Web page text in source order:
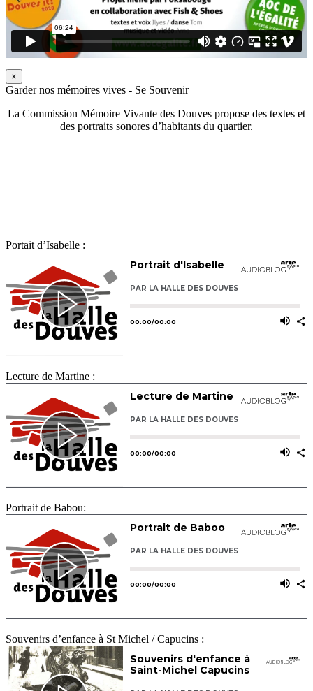
×
Garder nos mémoires vives - Se Souvenir
La Commission Mémoire Vivante des Douves propose des textes et
des portraits sonores d’habitants du quartier.
Portait d’Isabelle :
Lecture de Martine :
Portrait de Babou:
Souvenirs d’enfance à St Michel / Capucins :